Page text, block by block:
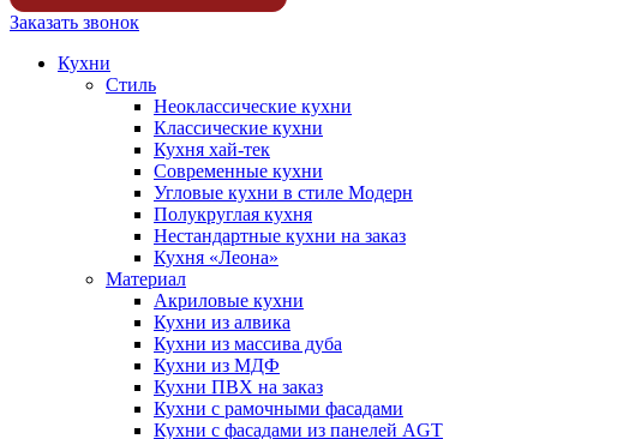
Заказать звонок
Кухни
Стиль
Неоклассические кухни
Классические кухни
Кухня хай-тек
Современные кухни
Угловые кухни в стиле Модерн
Полукруглая кухня
Нестандартные кухни на заказ
Кухня «Леона»
Материал
Акриловые кухни
Кухни из алвика
Кухни из массива дуба
Кухни из МДФ
Кухни ПВХ на заказ
Кухни с рамочными фасадами
Кухни с фасадами из панелей AGT